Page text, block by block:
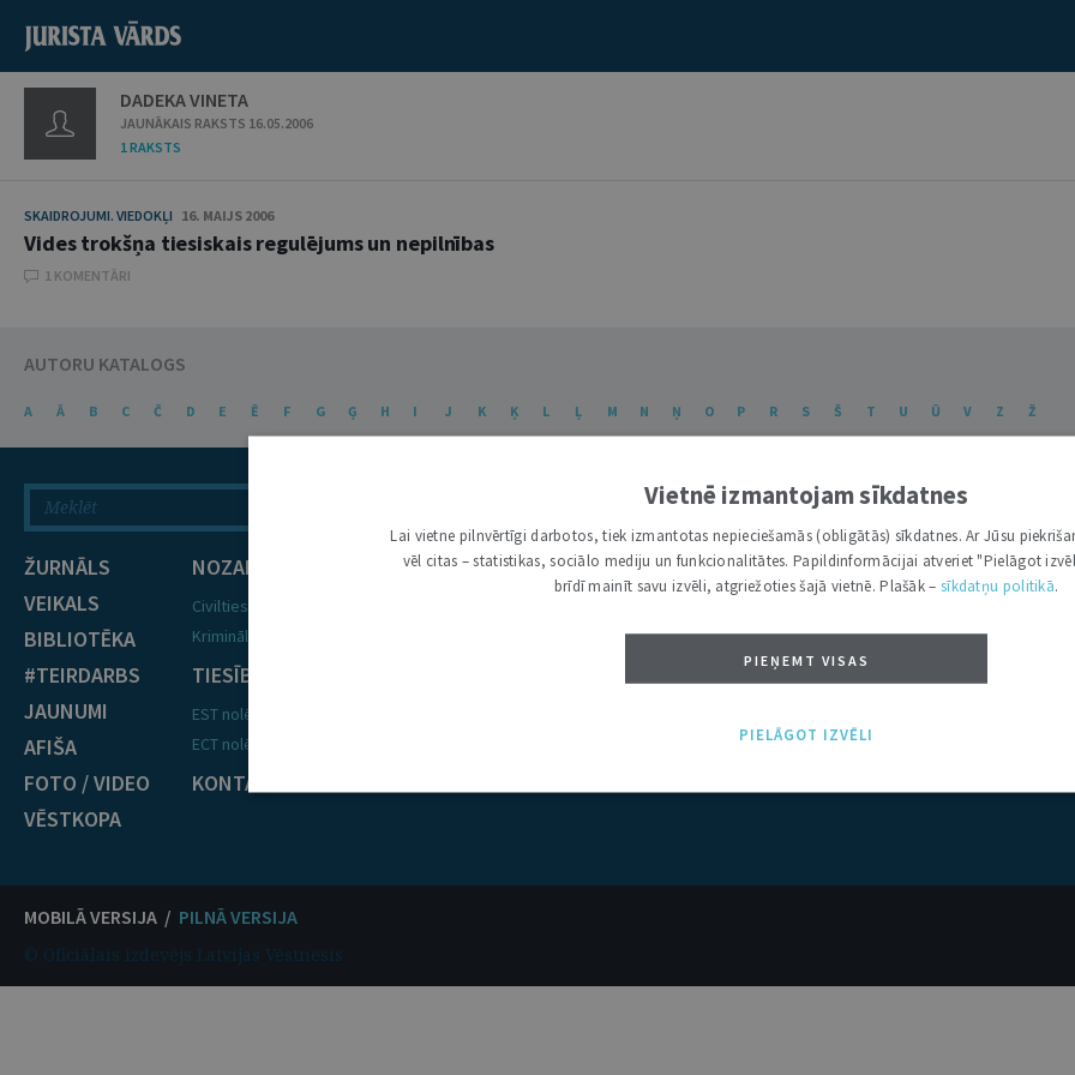
DADEKA VINETA
JAUNĀKAIS RAKSTS 16.05.2006
1 RAKSTS
SKAIDROJUMI. VIEDOKĻI 16. MAIJS 2006
Vides trokšņa tiesiskais regulējums un nepilnības
1 KOMENTĀRI
AUTORU KATALOGS
A Ā B C Č D E Ē F G Ģ H I J K Ķ L Ļ M N Ņ O P R S Š T U Ū V Z Ž
ŽURNĀLS
VEIKALS
BIBLIOTĒKA
#TEIRDARBS
JAUNUMI
AFIŠA
FOTO / VIDEO
VĒSTKOPA
NOZARES
Civiltiesības
Krimināltiesības
TIESĪBU PRAKSE
EST nolēmumi
ECT nolēmumi
KONTAKTI
MOBILĀ VERSIJA / PILNĀ VERSIJA
© Oficiālais izdevējs Latvijas Vēstnesis
Vietnē izmantojam sīkdatnes
Lai vietne pilnvērtīgi darbotos, tiek izmantotas nepieciešamās (obligātās) sīkdatnes. Ar Jūsu
vēl citas – statistikas, sociālo mediju un funkcionalitātes. Papildinformācijai atveriet "Pielāgot
brīdī mainīt savu izvēli, atgriežoties šajā vietnē. Plašāk – sīkdatņu politikā.
PIEŅEMT VISAS
PIELĀGOT IZVĒLI